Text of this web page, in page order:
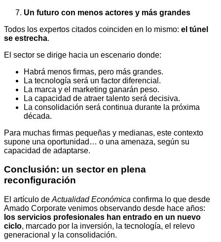
Un futuro con menos actores y más grandes
Todos los expertos citados coinciden en lo mismo: el túnel
se estrecha.
El sector se dirige hacia un escenario donde:
Habrá menos firmas, pero más grandes.
La tecnología será un factor diferencial.
La marca y el marketing ganarán peso.
La capacidad de atraer talento será decisiva.
La consolidación será continua durante la próxima
década.
Para muchas firmas pequeñas y medianas, este contexto
supone una oportunidad… o una amenaza, según su
capacidad de adaptarse.
Conclusión: un sector en plena
reconfiguración
El artículo de Actualidad Económica confirma lo que desde
Amado Corporate venimos observando desde hace años:
los servicios profesionales han entrado en un nuevo
ciclo, marcado por la inversión, la tecnología, el relevo
generacional y la consolidación.